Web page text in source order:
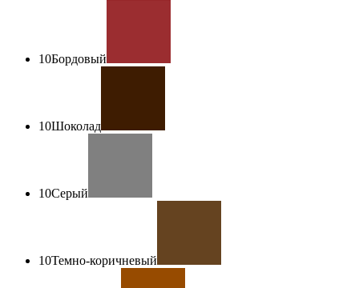
10Бордовый
10Шоколад
10Серый
10Темно-коричневый